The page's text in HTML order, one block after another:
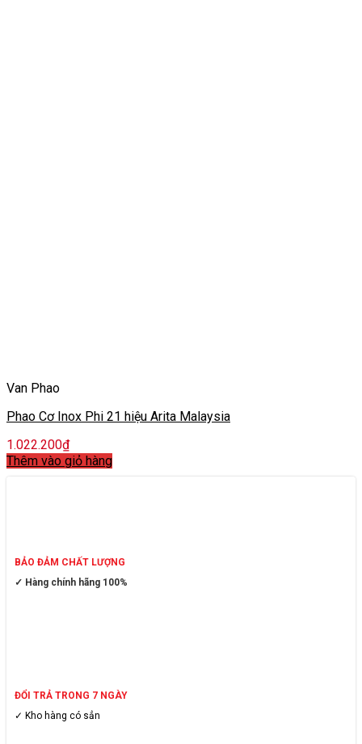
Van Phao
Phao Cơ Inox Phi 21 hiệu Arita Malaysia
1.022.200₫
Thêm vào giỏ hàng
BẢO ĐẢM CHẤT LƯỢNG
✓ Hàng chính hãng 100%
ĐỔI TRẢ TRONG 7 NGÀY
✓ Kho hàng có sẳn